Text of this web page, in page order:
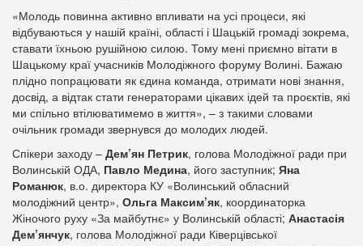
«Молодь повинна активно впливати на усі процеси, які
відбуваються у нашій країні, області і Шацькій громаді зокрема,
ставати їхньою рушійною силою. Тому мені приємно вітати в
Шацькому краї учасників Молодіжного форуму Волині. Бажаю
плідно попрацювати як єдина команда, отримати нові знання,
досвід, а відтак стати генераторами цікавих ідей та проєктів, які
ми спільно втілюватимемо в життя», – з такими словами
очільник громади звернувся до молодих людей.
Спікери заходу – Дем’ян Петрик, голова Молодіжної ради при
Волинській ОДА, Павло Медина, його заступник; Яна
Романюк, в.о. директора КУ «Волинський обласний
молодіжний центр», Ольга Максим’як, координаторка
Жіночого руху «За майбутнє» у Волинській області; Анастасія
Дем’янчук, голова Молодіжної ради Ківерцівської